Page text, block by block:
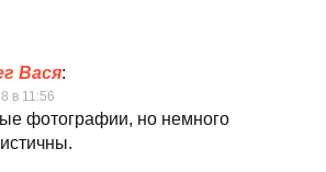
Вася:
в 11:56
фотографии, но немного